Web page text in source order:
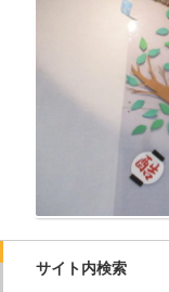
サイト内検索